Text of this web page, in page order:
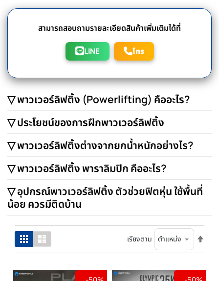
สามารถสอบถามรายละเอียดสินค้าเพิ่มเติมได้ที่
LINE โทร
▽ พาวเวอร์ลิฟติ้ง (Powerlifting) คืออะไร?
▽ ประโยชน์ของการฝึกพาวเวอร์ลิฟติ้ง
▽ พาวเวอร์ลิฟติ้งต่างจากยกน้ำหนักอย่างไร?
▽ พาวเวอร์ลิฟติ้ง พาราลิมปิก คืออะไร?
▽ อุปกรณ์พาวเวอร์ลิฟติ้ง ตัวช่วยฟิตหุ่น ใช้พื้นที่
น้อย ควรมีติดบ้าน
ตารางรายการ เรียงตาม
จาก